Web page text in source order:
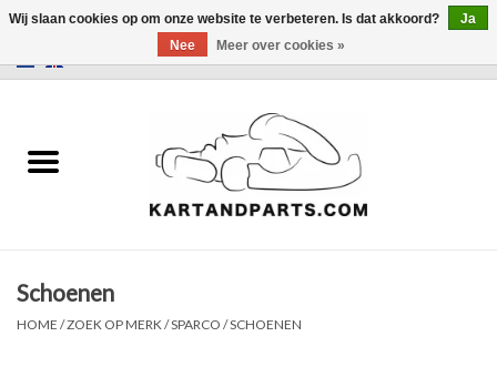
Sale
Kart Onderdelen
Schoenen
HOME /ZOEK OP MERK /SPARCO /SCHOENEN
Wij slaan cookies op om onze website te verbeteren. Is dat akkoord?
Ja
Nee
Meer over cookies »